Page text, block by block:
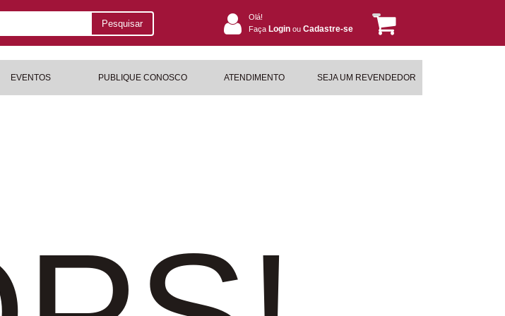
Pesquisar
Olá!
Faça Login ou Cadastre-se
EVENTOS PUBLIQUE CONOSCO ATENDIMENTO SEJA UM REVENDEDOR